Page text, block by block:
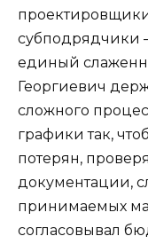
субподрядчики
единый
Георгиевич
сложного
графики так,
потерян,
документации,
принимаемых
согласовывал